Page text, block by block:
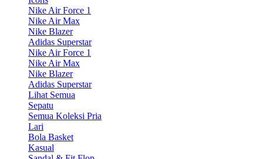
Nike Air Force 1
Nike Air Max
Nike Blazer
Adidas Superstar
Nike Air Force 1
Nike Air Max
Nike Blazer
Adidas Superstar
Lihat Semua
Sepatu
Semua Koleksi Pria
Lari
Bola Basket
Kasual